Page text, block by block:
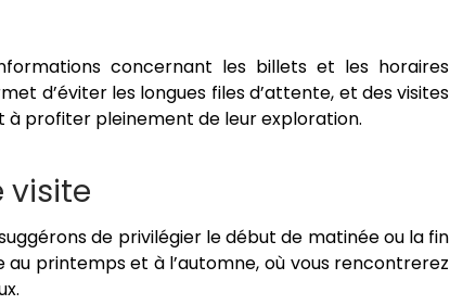
concernant les billets et les horaires
d’éviter les longues files d’attente, et des visites
à profiter pleinement de leur exploration.
visite
de privilégier le début de matinée ou la fin
printemps et à l’automne, où vous rencontrerez